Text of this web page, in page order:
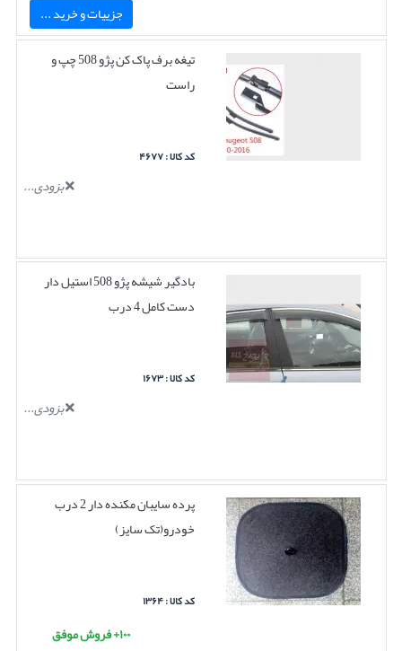
جزییات و خرید ...
تیغه برف پاک کن پژو 508 چپ و
راست
کد کالا : ۴۶۷۷
بزودی...
بادگیر شیشه پژو 508 استیل دار
دست کامل 4 درب
کد کالا : ۱۶۷۳
بزودی...
پرده سایبان مکنده دار 2 درب
خودرو(تک سایز)
کد کالا : ۱۳۶۴
۱۰۰+ فروش موفق